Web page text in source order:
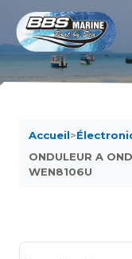
Accueil>
ONDULEUR A
WEN8106U